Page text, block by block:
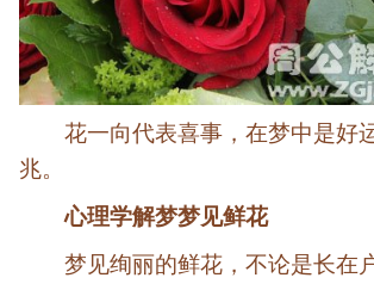
花一向代表喜事，在梦中是好
兆。
心理学解梦梦见鲜花
梦见绚丽的鲜花，不论是长在